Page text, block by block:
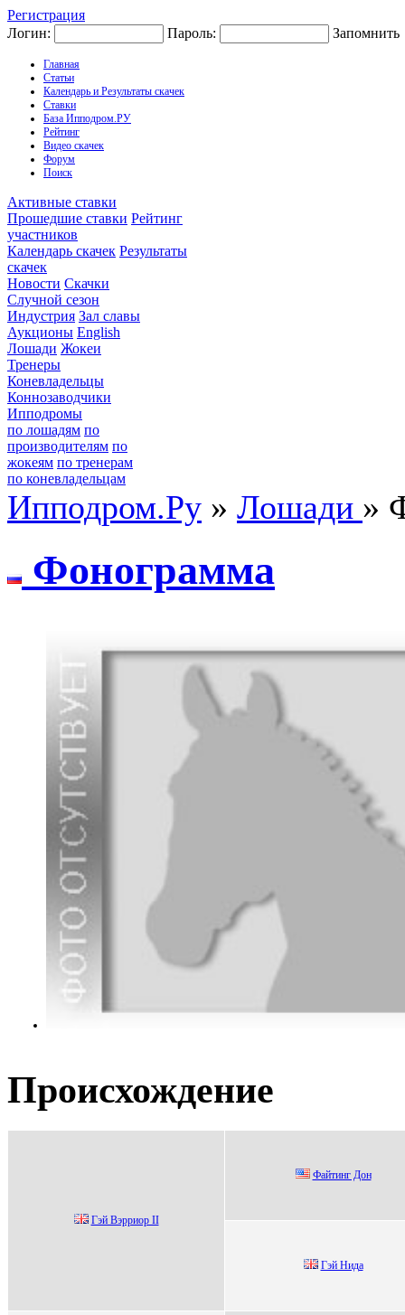
Регистрация
Логин:
Пароль: Запомнить
Главная
Статьи
Календарь и Результаты скачек
Ставки
База Ипподром.РУ
Рейтинг
Видео скачек
Форум
Поиск
Активные ставки
Прошедшие ставки Рейтинг
участников
Календарь скачек Результаты
скачек
Новости Скачки
Случной сезон
Индустрия Зал славы
Аукционы English
Лошади Жокеи
Тренеры
Коневладельцы
Коннозаводчики
Ипподромы
по лошадям по
производителям по
жокеям по тренерам
по коневладельцам
Ипподром.Ру » Лошади »
Фонограмма
Происхождение
Гэй Bэрриoр II
Фaйтинг Дoн
Гэй Hидa